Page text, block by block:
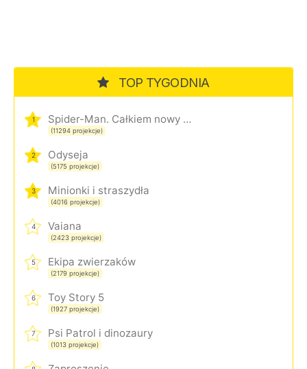
TOP TYGODNIA
1 Spider-Man. Całkiem nowy dzień
(11294 projekcje)
2 Odyseja
(5175 projekcje)
3 Minionki i straszydła
(4016 projekcje)
4 Vaiana
(2423 projekcje)
5 Ekipa zwierzaków
(2179 projekcje)
6 Toy Story 5
(1927 projekcje)
7 Psi Patrol i dinozaury
(1013 projekcje)